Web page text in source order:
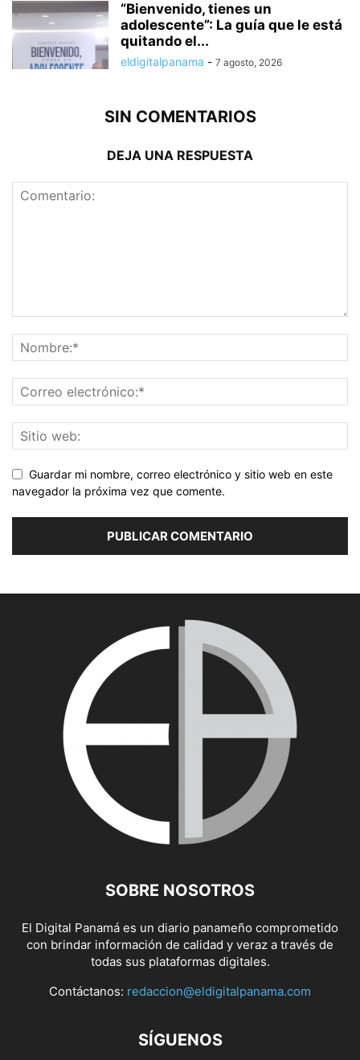
“Bienvenido, tienes un
adolescente”: La guía que le está
quitando el...
eldigitalpanama - 7 agosto, 2026
SIN COMENTARIOS
DEJA UNA RESPUESTA
Guardar mi nombre, correo electrónico y sitio web en este
navegador la próxima vez que comente.
SOBRE NOSOTROS
El Digital Panamá es un diario panameño comprometido
con brindar información de calidad y veraz a través de
todas sus plataformas digitales.
Contáctanos: redaccion@eldigitalpanama.com
SÍGUENOS